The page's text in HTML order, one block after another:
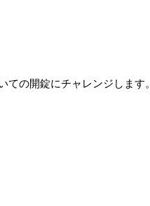
の開錠にチャレンジします。